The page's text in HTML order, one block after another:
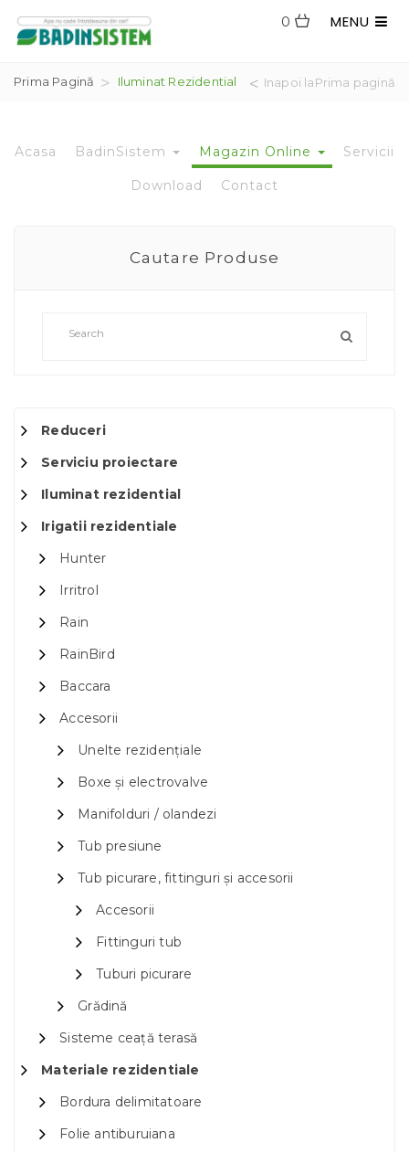
MENU
0
Prima Pagină Iluminat Rezidential Inapoi laPrima pagină
Acasa BadinSistem Magazin Online Servicii
Download Contact
Cautare Produse
Reduceri
Serviciu proiectare
Iluminat rezidential
Irigatii rezidentiale
Hunter
Irritrol
Rain
RainBird
Baccara
Accesorii
Unelte rezidențiale
Boxe și electrovalve
Manifolduri / olandezi
Tub presiune
Tub picurare, fittinguri și accesorii
Accesorii
Fittinguri tub
Tuburi picurare
Grădină
Sisteme ceață terasă
Materiale rezidentiale
Bordura delimitatoare
Folie antiburuiana